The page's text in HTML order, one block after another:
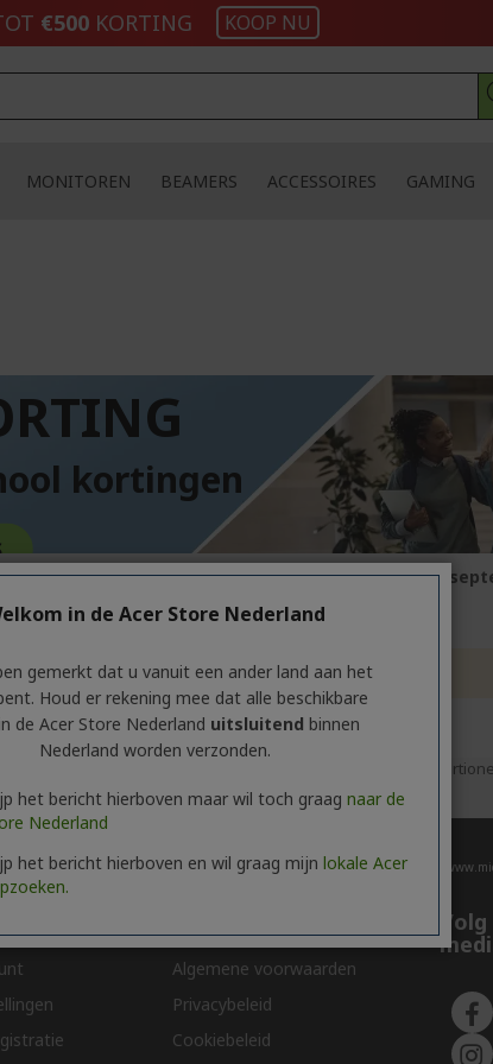
€500KORTING KOOP NU
MONITOREN BEAMERS ACCESSOIRES GAMING
kortingen
Back-to-school kortingen eindigt op 25
deze selectie.
van beoordelingen. Trusted Shops heeft redelijke en
gaat.
Meer informatie over Trusted Shops
per regio. Voor bepaalde functies is specifieke hardware vereist (ziehttps://
Algemene voorwaarden
Privacybeleid
Cookiebeleid
in de Acer Store Nederland
gemerkt dat u vanuit een ander land aan het
Houd er rekening mee dat alle beschikbare
de Acer Store Nederland uitsluitend binnen
Nederland worden verzonden.
het bericht hierboven maar wil toch graag naar de
Nederland
het bericht hierboven en wil graag mijn lokale Acer